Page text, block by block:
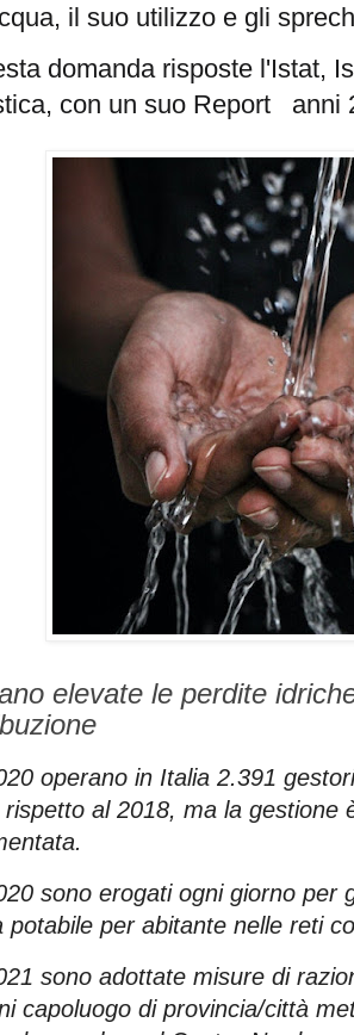
il suo utilizzo e gli
domanda risposte l'Istat,
con un suo Report anni
elevate le perdite
operano in Italia 2.391
rispetto al 2018, ma la gestione
sono erogati ogni giorno per
potabile per abitante nelle reti
sono adottate misure di
capoluogo di provincia/città